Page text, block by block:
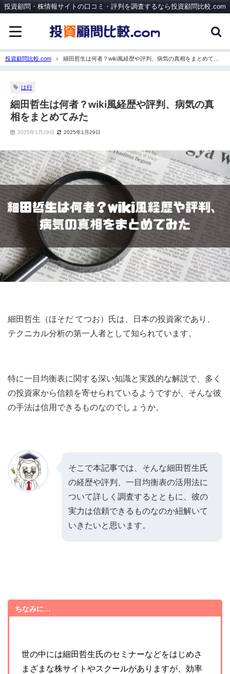
投資顧問・株情報サイトの口コミ・評判を調査するなら投資顧問比較.com
投資顧問比較.com
細田哲生は何者？wiki風経歴や評判、病気の真相をまとめてみ
た
は行
細田哲生は何者？wiki風経歴や評判、病気の真
相をまとめてみた
2025年1月29日 2025年1月29日
細田哲生（ほそだ てつお）氏は、日本の投資家であり、
テクニカル分析の第一人者として知られています。
特に一目均衡表に関する深い知識と実践的な解説で、多く
の投資家から信頼を寄せられているようですが、そんな彼
の手法は信用できるものなのでしょうか。
そこで本記事では、そんな細田哲生氏
の経歴や評判、一目均衡表の活用法に
ついて詳しく調査するとともに、彼の
実力は信頼できるものなのか紐解いて
いきたいと思います。
ちなみに…
世の中には細田哲生氏のセミナーなどをはじめさ
まざまな株サイトやスクールがありますが、効率